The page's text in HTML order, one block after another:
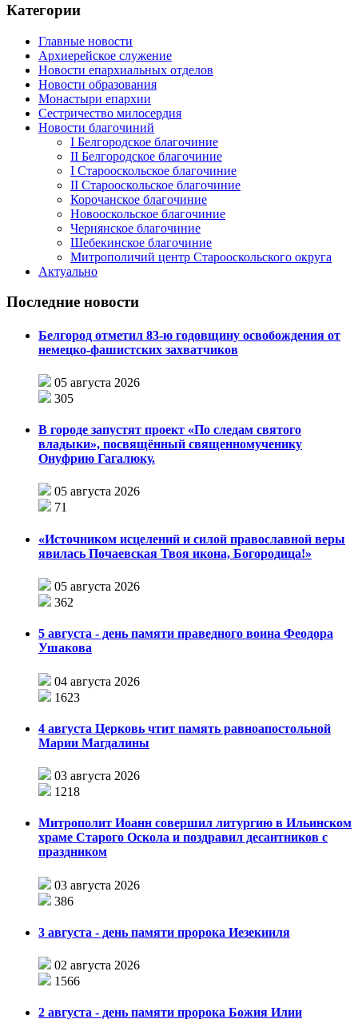
Категории
Главные новости
Архиерейское служение
Новости епархиальных отделов
Новости образования
Монастыри епархии
Сестричество милосердия
Новости благочиний
I Белгородское благочиние
II Белгородское благочиние
I Старооскольское благочиние
II Старооскольское благочиние
Корочанское благочиние
Новооскольское благочиние
Чернянское благочиние
Шебекинское благочиние
Митрополичий центр Старооскольского округа
Актуально
Последние новости
Белгород отметил 83-ю годовщину освобождения от
немецко-фашистских захватчиков
05 августа 2026
305
В городе запустят проект «По следам святого
владыки», посвящённый священномученику
Онуфрию Гагалюку.
05 августа 2026
71
«Источником исцелений и силой православной веры
явилась Почаевская Твоя икона, Богородица!»
05 августа 2026
362
5 августа - день памяти праведного воина Феодора
Ушакова
04 августа 2026
1623
4 августа Церковь чтит память равноапостольной
Марии Магдалины
03 августа 2026
1218
Митрополит Иоанн совершил литургию в Ильинском
храме Старого Оскола и поздравил десантников с
праздником
03 августа 2026
386
3 августа - день памяти пророка Иезекииля
02 августа 2026
1566
2 августа - день памяти пророка Божия Илии